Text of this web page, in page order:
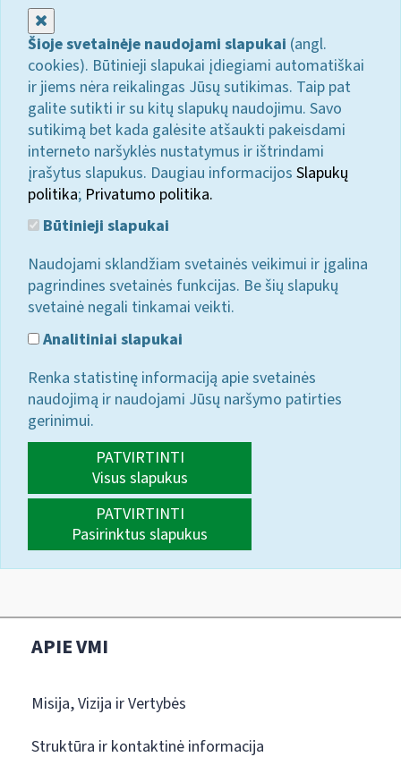
Šioje svetainėje naudojami slapukai (angl.
cookies). Būtinieji slapukai įdiegiami automatiškai
ir jiems nėra reikalingas Jūsų sutikimas. Taip pat
galite sutikti ir su kitų slapukų naudojimu. Savo
sutikimą bet kada galėsite atšaukti pakeisdami
interneto naršyklės nustatymus ir ištrindami
įrašytus slapukus. Daugiau informacijos Slapukų
politika; Privatumo politika.
Būtinieji slapukai
Naudojami sklandžiam svetainės veikimui ir įgalina
pagrindines svetainės funkcijas. Be šių slapukų
svetainė negali tinkamai veikti.
Analitiniai slapukai
Renka statistinę informaciją apie svetainės
naudojimą ir naudojami Jūsų naršymo patirties
gerinimui.
PATVIRTINTI
Visus slapukus
PATVIRTINTI
Pasirinktus slapukus
APIE VMI
Misija, Vizija ir Vertybės
Struktūra ir kontaktinė informacija